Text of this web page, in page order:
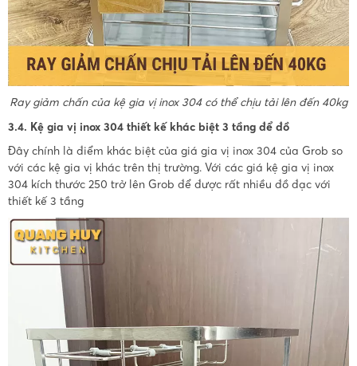
Ray giảm chấn của kệ gia vị inox 304 có thể chịu tải lên đến 40kg
3.4. Kệ gia vị inox 304 thiết kế khác biệt 3 tầng để đồ
Đây chính là điểm khác biệt của giá gia vị inox 304 của Grob so
với các kệ gia vị khác trên thị trường. Với các giá kệ gia vị inox
304 kích thước 250 trở lên Grob để được rất nhiều đồ đạc với
thiết kế 3 tầng